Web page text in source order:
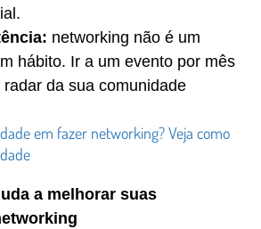
networking não é um
hábito. Ir a um evento por mês
da sua comunidade
em fazer networking? Veja como
a melhorar suas